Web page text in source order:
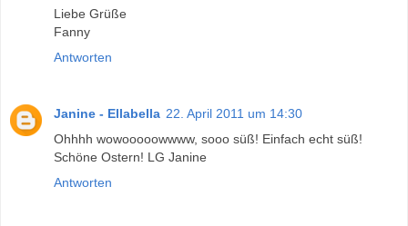
Liebe Grüße
Fanny
Antworten
Janine - Ellabella 22. April 2011 um 14:30
Ohhhh wowooooowwww, sooo süß! Einfach echt süß!
Schöne Ostern! LG Janine
Antworten